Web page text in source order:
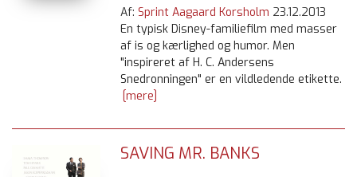
Af: Sprint Aagaard Korsholm 23.12.2013
En typisk Disney-familiefilm med masser
af is og kærlighed og humor. Men
"inspireret af H. C. Andersens
Snedronningen" er en vildledende etikette.
[mere]
SAVING MR. BANKS